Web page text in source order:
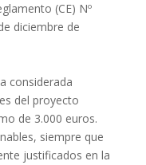
(CE) Nº
diciembre de
considerada
del proyecto
de 3.000 euros.
siempre que
justificados en la